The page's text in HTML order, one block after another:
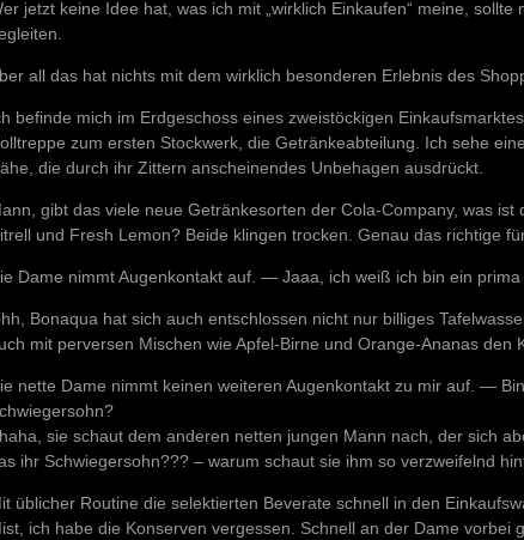
jetzt keine Idee hat, was ich mit „wirklich Einkaufen“ meine,
all das hat nichts mit dem wirklich besonderen Erlebnis des
befinde mich im Erdgeschoss eines zweistöckigen
zum ersten Stockwerk, die Getränkeabteilung. Ich sehe
die durch ihr Zittern anscheinendes Unbehagen ausdrückt.
gibt das viele neue Getränkesorten der Cola-Company, was ist
und Fresh Lemon? Beide klingen trocken. Genau das richtige
Dame nimmt Augenkontakt auf. — Jaaa, ich weiß ich bin ein prima
Bonaqua hat sich auch entschlossen nicht nur billiges
mit perversen Mischen wie Apfel-Birne und Orange-Ananas den
nette Dame nimmt keinen weiteren Augenkontakt zu mir auf. —
sie schaut dem anderen netten jungen Mann nach, der sich
ihr Schwiegersohn??? – warum schaut sie ihm so verzweifelnd
üblicher Routine die selektierten Beverate schnell in den
ich habe die Konserven vergessen. Schnell an der Dame vorbei